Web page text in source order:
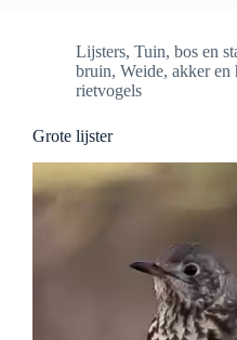
Lijsters, Tuin, bos en
bruin, Weide, akker en
rietvogels
Grote lijster